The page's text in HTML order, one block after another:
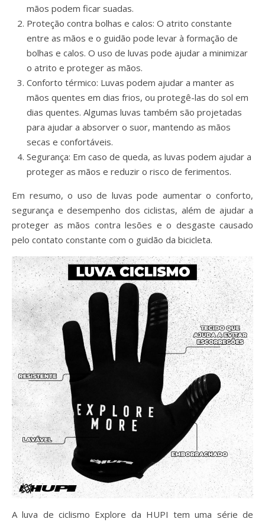
mãos podem ficar suadas.
Proteção contra bolhas e calos: O atrito constante
entre as mãos e o guidão pode levar à formação de
bolhas e calos. O uso de luvas pode ajudar a minimizar
o atrito e proteger as mãos.
Conforto térmico: Luvas podem ajudar a manter as
mãos quentes em dias frios, ou protegê-las do sol em
dias quentes. Algumas luvas também são projetadas
para ajudar a absorver o suor, mantendo as mãos
secas e confortáveis.
Segurança: Em caso de queda, as luvas podem ajudar a
proteger as mãos e reduzir o risco de ferimentos.
Em resumo, o uso de luvas pode aumentar o conforto,
segurança e desempenho dos ciclistas, além de ajudar a
proteger as mãos contra lesões e o desgaste causado
pelo contato constante com o guidão da bicicleta.
A luva de ciclismo Explore da HUPI tem uma série de